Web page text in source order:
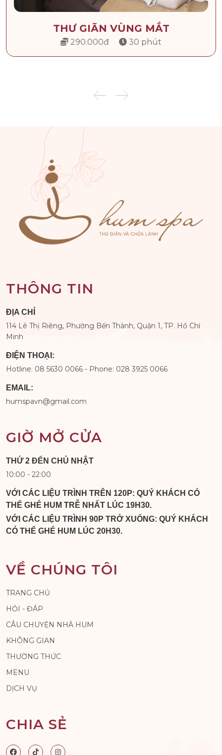
THƯ GIÃN VÙNG MẮT
290.000đ 30 phút
THÔNG TIN
ĐỊA CHỈ
114 Lê Thị Riêng, Phường Bến Thành, Quận 1, TP. Hồ Chí
Minh
ĐIỆN THOẠI:
Hotline: 08 5630 0066 - Phone: 028 3925 0066
EMAIL:
humspavn@gmail.com
GIỜ MỞ CỬA
THỨ 2 ĐẾN CHỦ NHẬT
10:00 - 22:00
VỚI CÁC LIỆU TRÌNH TRÊN 120P: QUÝ KHÁCH CÓ
THỂ GHÉ HUM TRỄ NHẤT LÚC 19H30.
VỚI CÁC LIỆU TRÌNH 90P TRỞ XUỐNG: QUÝ KHÁCH
CÓ THỂ GHÉ HUM LÚC 20H30.
VỀ CHÚNG TÔI
TRANG CHỦ
HỎI - ĐÁP
CÂU CHUYỆN NHÀ HUM
KHÔNG GIAN
THƯỜNG THỨC
MENU
DỊCH VỤ
CHIA SẺ